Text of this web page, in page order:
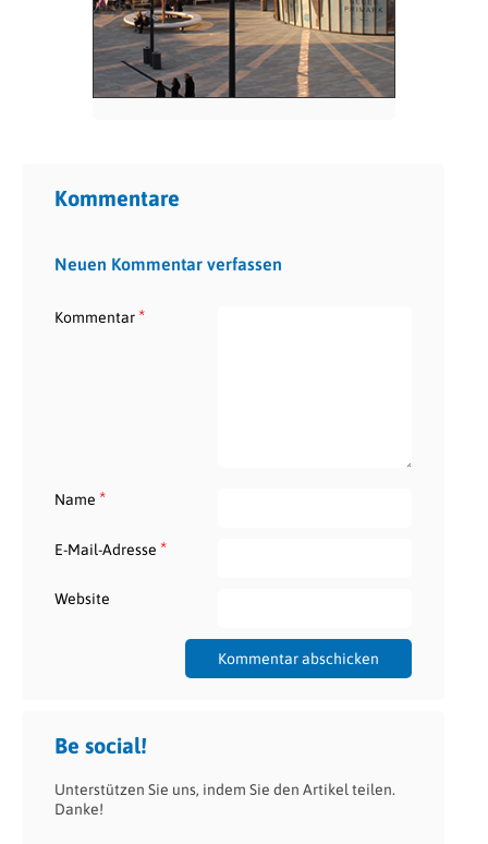
Kommentare
Neuen Kommentar verfassen
Kommentar*
Name *
E-Mail-Adresse *
Website
Be social!
Unterstützen Sie uns, indem Sie den Artikel teilen.
Danke!